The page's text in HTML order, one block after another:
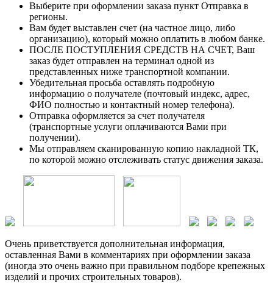
Выберите при оформлении заказа пункт Отправка в
регионы.
Вам будет выставлен счет (на частное лицо, либо
организацию), который можно оплатить в любом банке.
ПОСЛЕ ПОСТУПЛЕНИЯ СРЕДСТВ НА СЧЕТ, Ваш
заказ будет отправлен на терминал одной из
представленных ниже транспортной компании.
Убедительная просьба оставлять подробную
информацию о получателе (почтовый индекс, адрес,
ФИО полностью и контактный номер телефона).
Отправка оформляется за счет получателя
(транспортные услуги оплачиваются Вами при
получении).
Мы отправляем сканированную копию накладной ТК,
по которой можно отслеживать статус движения заказа.
Очень приветствуется дополнительная информация,
оставленная Вами в комментариях при оформлении заказа
(иногда это очень важно при правильном подборе крепежных
изделий и прочих строительных товаров).